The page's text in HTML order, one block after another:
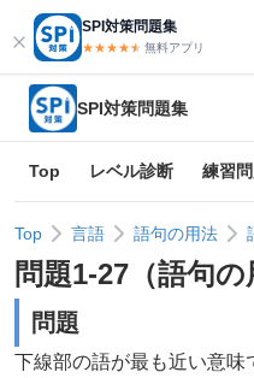
SPI対策問題集
★★★★★
★ 無料アプリ
SPI対策問題集
Top レベル診断 練習
Top 言語 語句の用法
問題1-27 （語句の
問題
下線部の語が最も近い意